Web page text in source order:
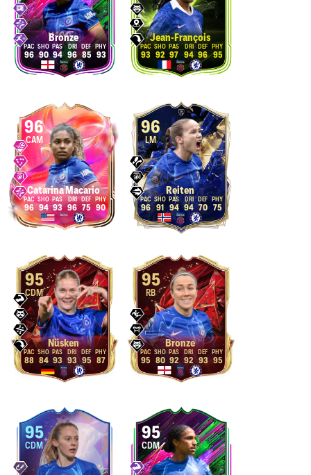
Bronze
96 90 94 96 85 93
Jean-François
93 92 97 94 96 95
96
CAM
Catarina Macario
96 94 93 96 75 90
96
LM
Reiten
96 91 94 94 70 75
95
CDM
Nüsken
88 84 93 93 95 87
95
RB
Bronze
95 80 92 92 93 95
95
CDM
95
CDM